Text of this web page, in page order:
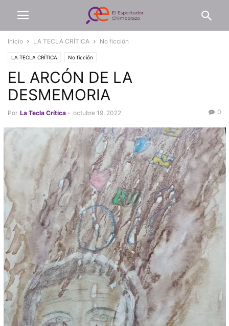
Inicio LA TECLA CRÍTICA No ficción
LA TECLA CRÍTICA No ficción
EL ARCÓN DE LA
DESMEMORIA
Por La Tecla Crítica - octubre 19, 2022 0